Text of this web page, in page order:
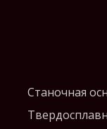
Станочная